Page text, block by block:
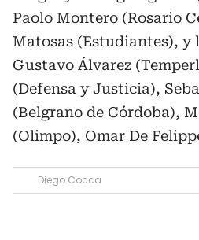
Paolo Montero (Rosario
Matosas (Estudiantes), y
Gustavo Álvarez
(Defensa y Justicia),
(Belgrano de Córdoba),
(Olimpo), Omar De
Diego Cocca